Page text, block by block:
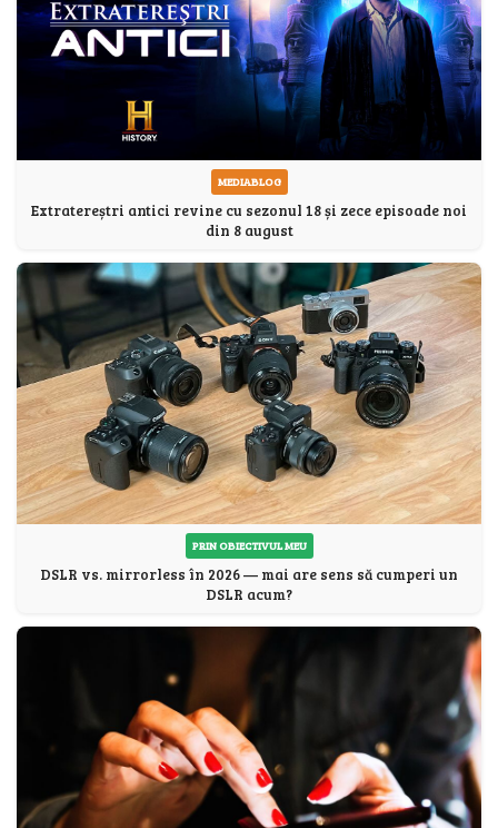
MEDIABLOG
Extratereștri antici revine cu sezonul 18 și zece episoade noi
din 8 august
PRIN OBIECTIVUL MEU
DSLR vs. mirrorless în 2026 — mai are sens să cumperi un
DSLR acum?